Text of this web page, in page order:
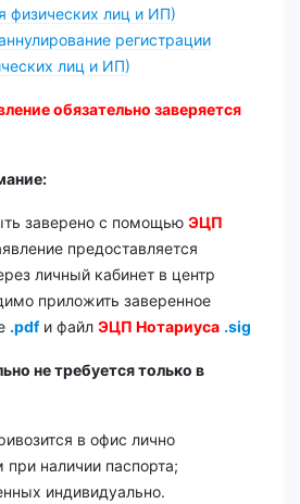
физических лиц и ИП)
регистрации
лиц и ИП)
обязательно заверяется
заверено с помощью ЭЦП
предоставляется
личный кабинет в центр
приложить заверенное
.pdfи файл ЭЦП Нотариуса .sig
не требуется только в
в офис лично
наличии паспорта;
индивидуально.